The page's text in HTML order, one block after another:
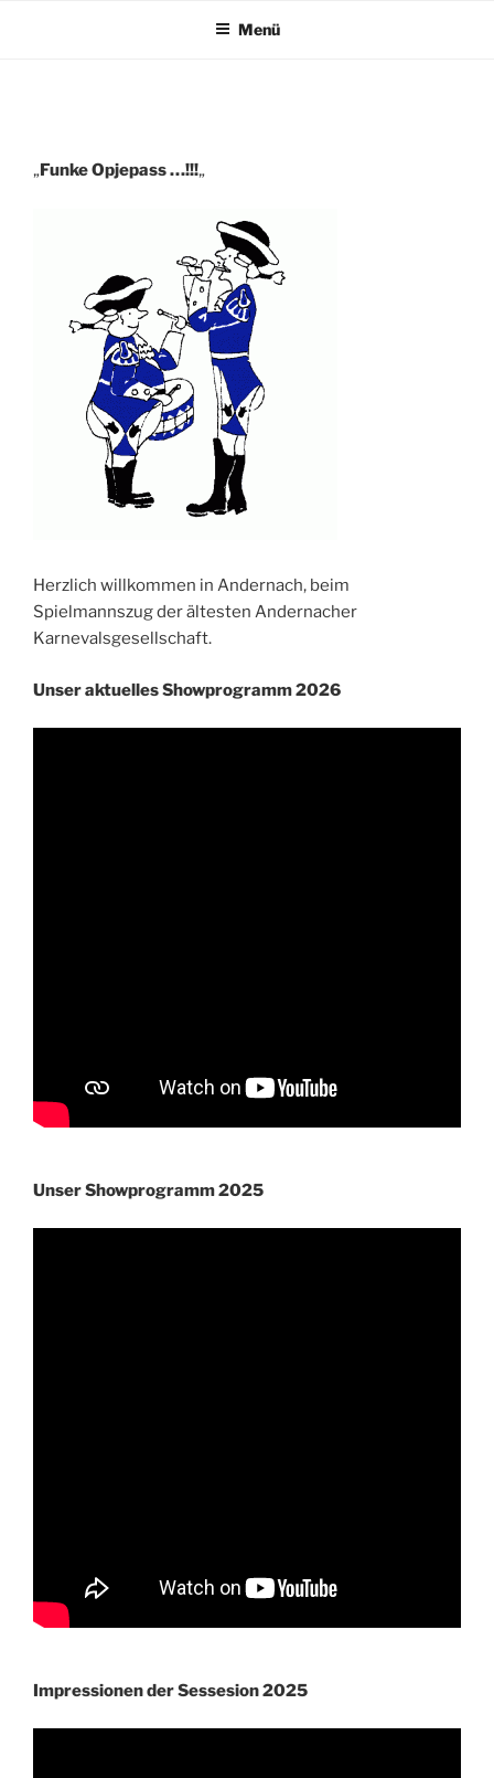
Menü
„Funke Opjepass …!!!„
Herzlich willkommen in Andernach, beim
Spielmannszug der ältesten Andernacher
Karnevalsgesellschaft.
Unser aktuelles Showprogramm 2026
Unser Showprogramm 2025
Impressionen der Sessesion 2025